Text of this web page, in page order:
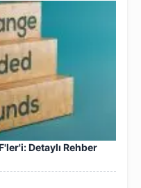
Detaylı Rehber